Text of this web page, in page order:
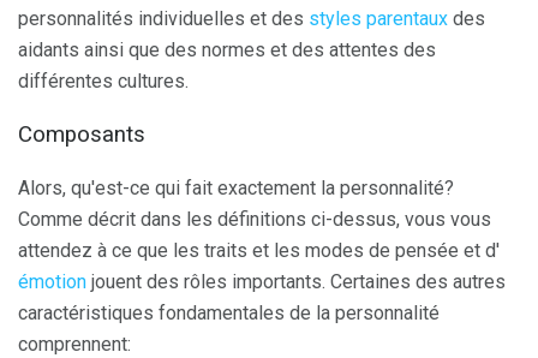
personnalités individuelles et des styles parentaux des
aidants ainsi que des normes et des attentes des
différentes cultures.
Composants
Alors, qu'est-ce qui fait exactement la personnalité?
Comme décrit dans les définitions ci-dessus, vous vous
attendez à ce que les traits et les modes de pensée et d'
émotion jouent des rôles importants. Certaines des autres
caractéristiques fondamentales de la personnalité
comprennent: